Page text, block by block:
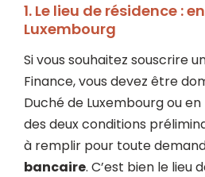
1. Le lieu de résidence :
Luxembourg
Si vous souhaitez souscrire
Finance, vous devez être
Duché de Luxembourg ou en
des deux conditions
à remplir pour toute
bancaire. C’est bien le lieu